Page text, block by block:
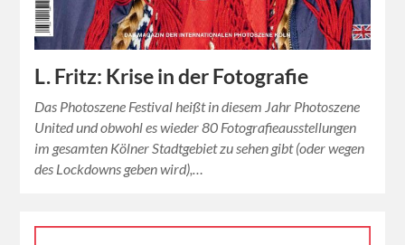
L. Fritz: Krise in der Fotografie
Das Photoszene Festival heißt in diesem Jahr Photoszene
United und obwohl es wieder 80 Fotografieausstellungen
im gesamten Kölner Stadtgebiet zu sehen gibt (oder wegen
des Lockdowns geben wird),…